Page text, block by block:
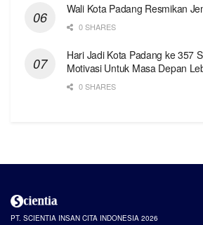
Wali Kota Padang Resmikan
0 SHARES
Hari Jadi Kota Padang ke 357
Motivasi Untuk Masa Depan
0 SHARES
PT. SCIENTIA INSAN CITA INDONESIA 2026